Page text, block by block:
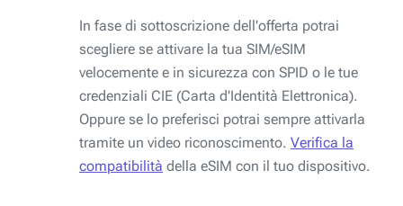
In fase di sottoscrizione dell'offerta potrai
scegliere se attivare la tua SIM/eSIM
velocemente e in sicurezza con SPID o le tue
credenziali CIE (Carta d'Identità Elettronica).
Oppure se lo preferisci potrai sempre attivarla
tramite un video riconoscimento. Verifica la
compatibilità della eSIM con il tuo dispositivo.